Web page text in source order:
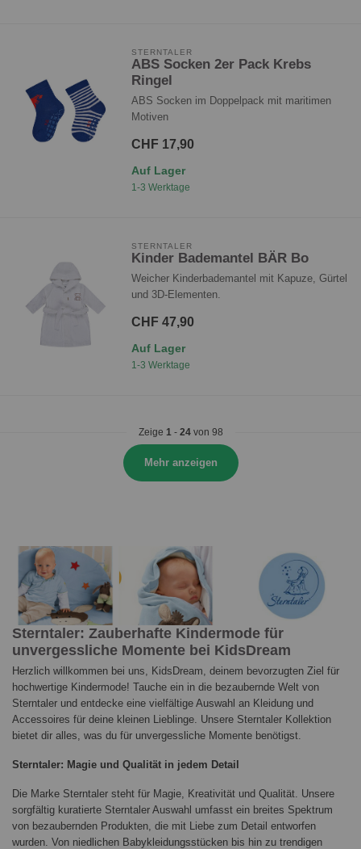
STERNTALER
ABS Socken 2er Pack Krebs
Ringel
ABS Socken im Doppelpack mit maritimen
Motiven
CHF 17,90
Auf Lager
1-3 Werktage
STERNTALER
Kinder Bademantel BÄR Bo
Weicher Kinderbademantel mit Kapuze, Gürtel
und 3D-Elementen.
CHF 47,90
Auf Lager
1-3 Werktage
Zeige 1- 24von 98
Mehr anzeigen
Sterntaler: Zauberhafte Kindermode für
unvergessliche Momente bei KidsDream
Herzlich willkommen bei uns, KidsDream, deinem bevorzugten Ziel für
hochwertige Kindermode! Tauche ein in die bezaubernde Welt von
Sterntaler und entdecke eine vielfältige Auswahl an Kleidung und
Accessoires für deine kleinen Lieblinge. Unsere Sterntaler Kollektion
bietet dir alles, was du für unvergessliche Momente benötigst.
Sterntaler: Magie und Qualität in jedem Detail
Die Marke Sterntaler steht für Magie, Kreativität und Qualität. Unsere
sorgfältig kuratierte Sterntaler Auswahl umfasst ein breites Spektrum
von bezaubernden Produkten, die mit Liebe zum Detail entworfen
wurden. Von niedlichen Babykleidungsstücken bis hin zu trendigen